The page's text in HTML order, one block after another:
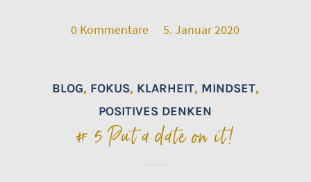
0 Kommentare
/ 5. Januar 2020
BLOG, FOKUS, KLARHEIT, MINDSET,
POSITIVES DENKEN
# 5 Put a date on it!